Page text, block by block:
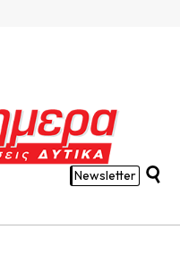
Newsletter